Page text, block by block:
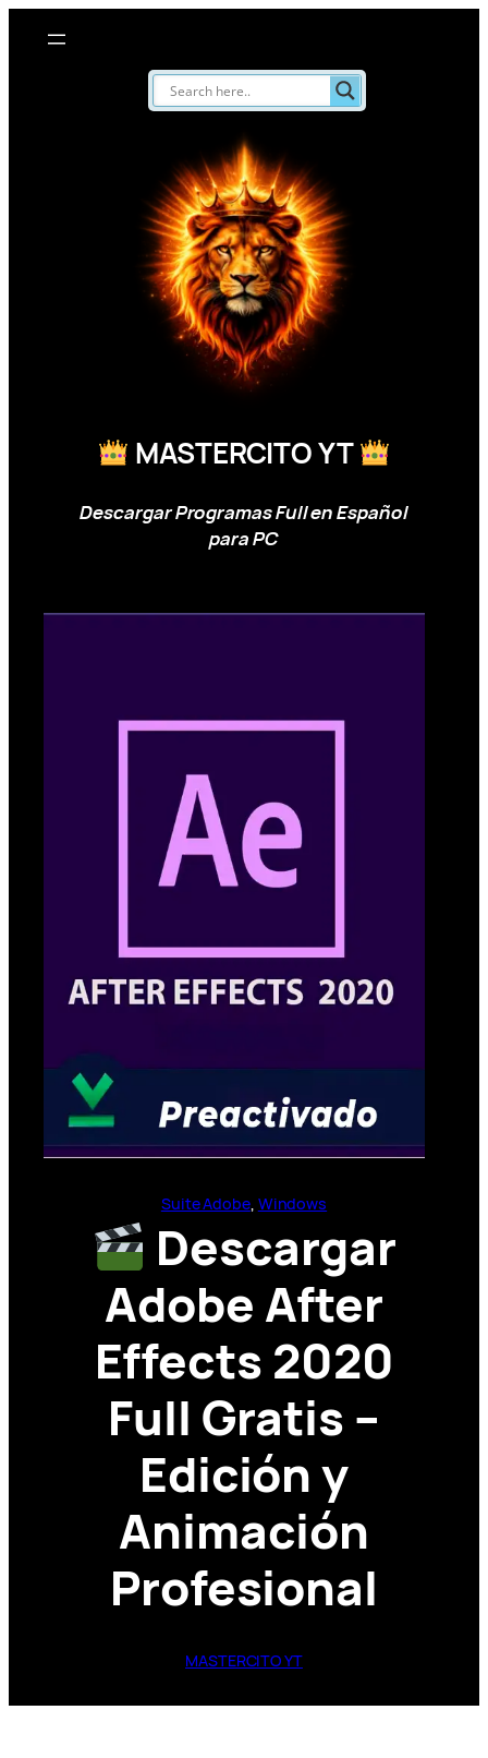
MASTERCITO YT
Descargar Programas Full en Español
para PC
Suite Adobe, Windows
Descargar
Adobe After
Effects 2020
Full Gratis –
Edición y
Animación
Profesional
MASTERCITO YT